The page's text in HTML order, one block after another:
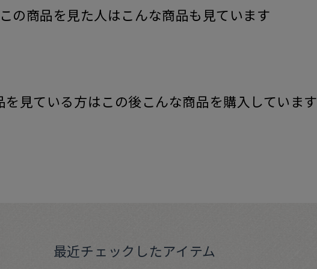
の商品を見た人はこんな商品も見ています
を見ている方はこの後こんな商品を購入しています
最近チェックしたアイテム